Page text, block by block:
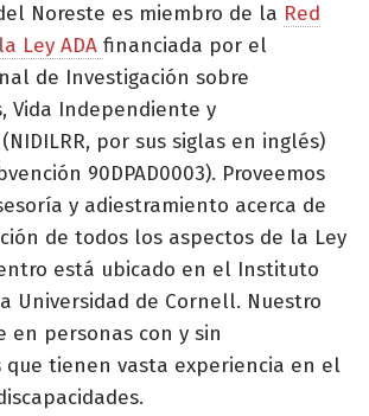
Noreste es miembro de la Red
Ley ADA financiada por el
de Investigación sobre
Vida Independiente y
por sus siglas en inglés)
90DPAD0003). Proveemos
y adiestramiento acerca de
de todos los aspectos de la Ley
está ubicado en el Instituto
Universidad de Cornell. Nuestro
en personas con y sin
que tienen vasta experiencia en el